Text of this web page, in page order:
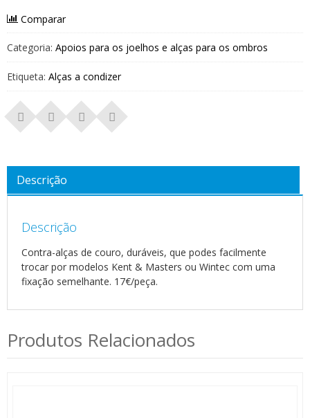
Comparar
Categoria: Apoios para os joelhos e alças para os ombros
Etiqueta: Alças a condizer
Descrição
Descrição
Contra-alças de couro, duráveis, que podes facilmente
trocar por modelos Kent & Masters ou Wintec com uma
fixação semelhante. 17€/peça.
Produtos Relacionados